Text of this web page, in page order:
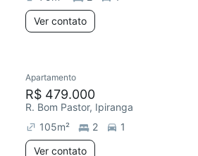
Ver contato
Apartamento
R$ 479.000
R. Bom Pastor, Ipiranga
105m² 2
1
Ver contato